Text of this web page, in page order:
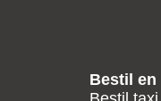
Bestil en